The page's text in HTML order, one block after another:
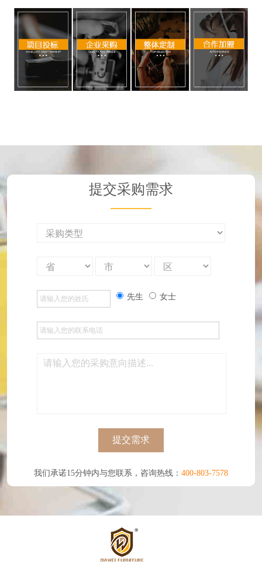
提交采购需求
先生 女士
提交需求
我们承诺15分钟内与您联系，咨询热线： 400-803-7578